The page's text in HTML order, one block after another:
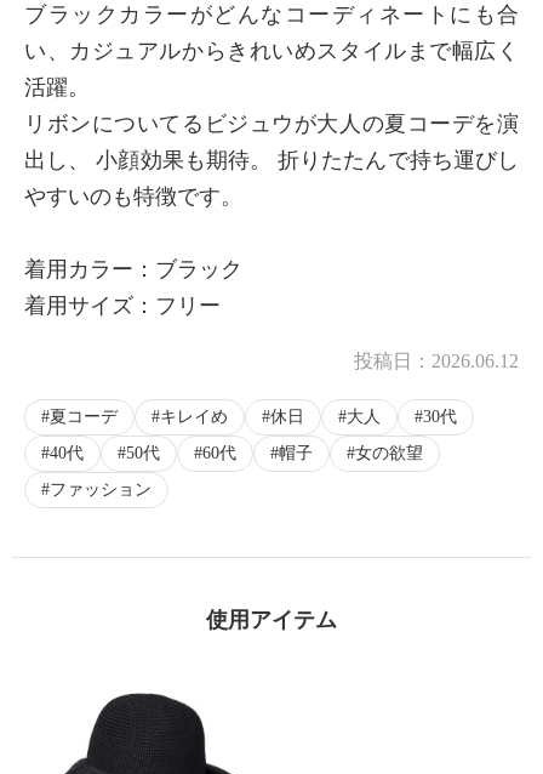
ブラックカラーがどんなコーディネートにも合
い、カジュアルからきれいめスタイルまで幅広く
活躍。
リボンについてるビジュウが大人の夏コーデを演
出し、 小顔効果も期待。 折りたたんで持ち運びし
やすいのも特徴です。
着用カラー：ブラック
着用サイズ：フリー
投稿日： 2026.06.12
夏コーデ キレイめ 休日 大人
30代
40代
50代 60代 帽子
女の欲望
ファッション
使用アイテム